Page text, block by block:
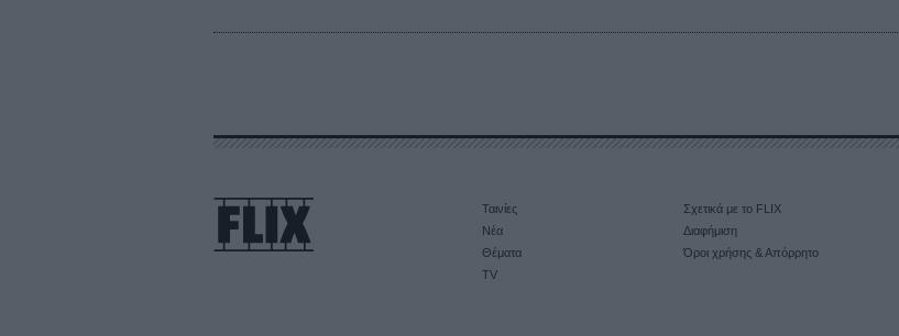
Ταινίες
Νέα
Θέματα
TV
Σχετικά με το FLIX
Διαφήμιση
Όροι χρήσης & Απόρρητο